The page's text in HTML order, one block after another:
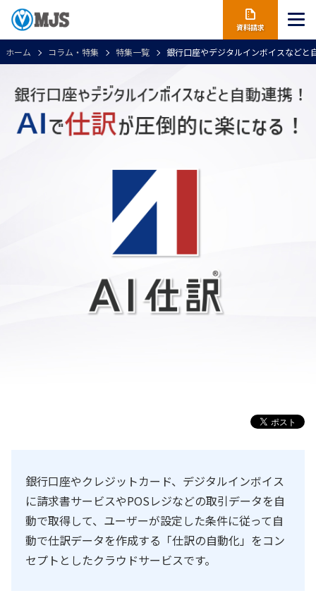
資料請求
ホーム コラム・特集 特集一覧 銀行口座やデジタルインボイスなどと
銀行口座やクレジットカード、デジタルインボイス
に請求書サービスやPOSレジなどの取引データを自
動で取得して、ユーザーが設定した条件に従って自
動で仕訳データを作成する「仕訳の自動化」をコン
セプトとしたクラウドサービスです。